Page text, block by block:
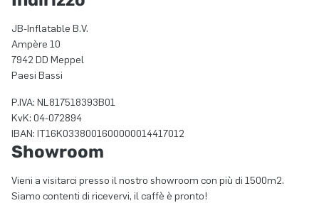
JB-Inflatable B.V.
Ampère 10
7942 DD Meppel
Paesi Bassi
P.IVA: NL817518393B01
KvK: 04-072894
IBAN: IT16K0338001600000014417012
Showroom
Vieni a visitarci presso il nostro showroom con più di 1500m2.
Siamo contenti di ricevervi, il caffè è pronto!